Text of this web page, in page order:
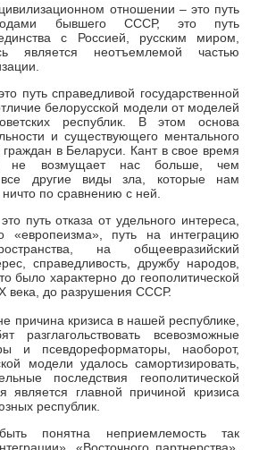
отношении – это путь
бывшего СССР, это путь
с Россией, русским миром,
является неотъемлемой частью
путь справедливой государственной
белорусской модели от моделей
республик. В этом основа
и существующего ментального
граждан в Беларуси. Кант в свое время
не возмущает нас больше, чем
все другие виды зла, которые нам
по сравнению с ней.
путь отказа от удельного интереса,
«европеизма», путь на интеграцию
на общеевразийский
справедливость, дружбу народов,
было характерно до геополитической
века, до разрушения СССР.
причина кризиса в нашей республике,
всевозможные
и псевдореформаторы, наоборот,
модели удалось самортизировать,
последствия геополитической
является главной причиной кризиса
республик.
понятна неприемлемость так
«Восточного партнерства»,